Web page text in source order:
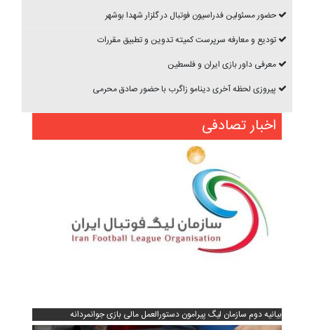
حضور مسئولین فدراسیون فوتبال در گلزار شهدا بوشهر
تودیع و معارفه سرپرست کمیته تدوین و تطبیق مقررات
معرفی داور بازی ایران و فلسطین
پیروزی لحظه آخری دینامو زاگرب با حضور صادق محرمی
اخبار تصادفی
بیانیه دوم سازمان لیگ پیرامون دستورالعمل مالی بازی جوانمردانه